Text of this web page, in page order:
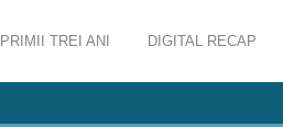
PRIMII TREI ANI DIGITAL RECAP